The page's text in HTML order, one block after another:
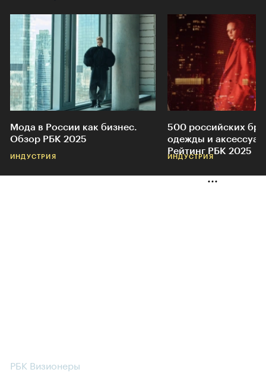
Мода в России как бизнес.
Обзор РБК 2025
ИНДУСТРИЯ
500 российских
одежды и
Рейтинг РБК 2025
ИНДУСТРИЯ
РБК Визионеры